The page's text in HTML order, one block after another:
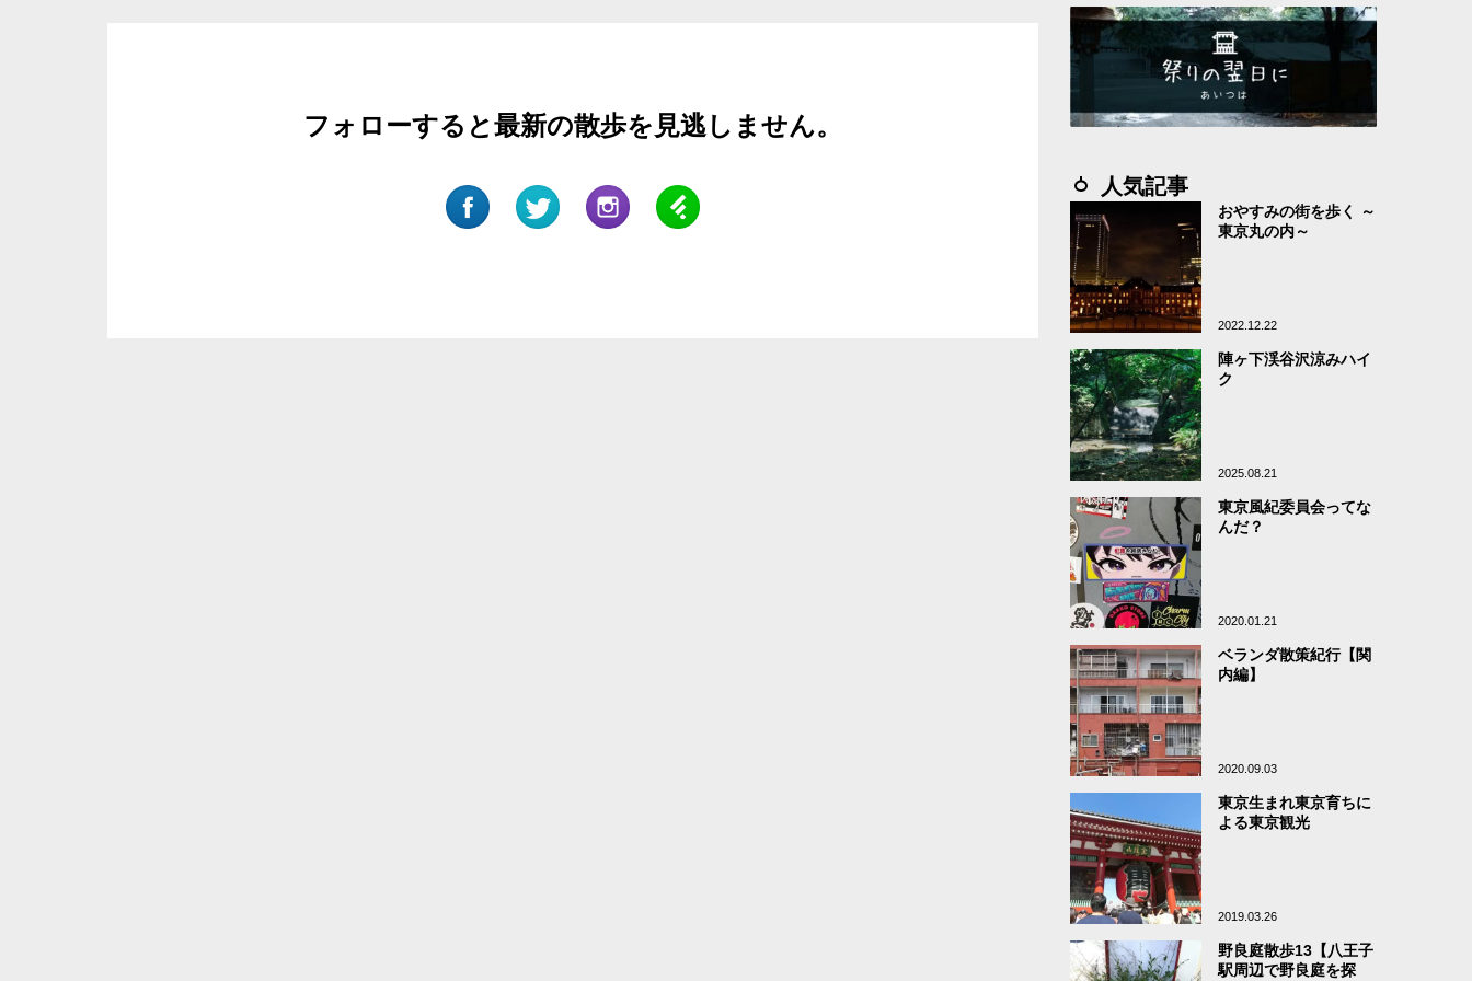
フォローすると最新の散歩を見逃しません。
人気記事
おやすみの街を歩く ～
東京丸の内～
2022.12.22
陣ヶ下渓谷沢涼みハイ
ク
2025.08.21
東京風紀委員会ってな
んだ？
2020.01.21
ベランダ散策紀行【関
内編】
2020.09.03
東京生まれ東京育ちに
よる東京観光
2019.03.26
野良庭散歩13【八王子
駅周辺で野良庭を探